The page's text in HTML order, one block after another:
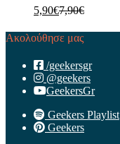
5,90€7,90€
Ακολούθησε μας
/geekersgr
@geekers
GeekersGr
Geekers Playlist
Geekers